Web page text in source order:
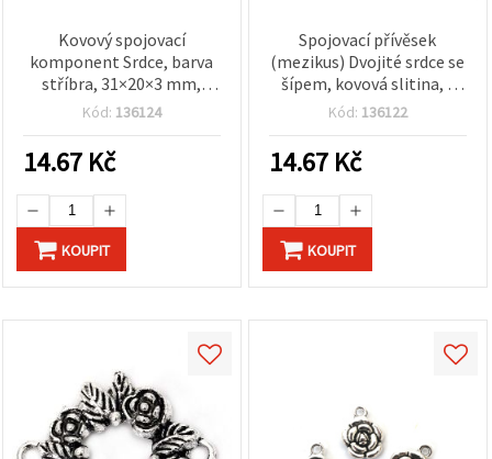
Kovový spojovací
komponent Srdce, barva
stříbra, 31×20×3 mm,
otvor 2 mm – 4 ks
Kód: 136124
14.67 Kč
KOUPIT
Spojovací přívěsek
(mezikus) Dvojité srdce se
šípem, kovová slitina, v
barvě antického stříbra,
mm, sada 4 ks
Kód: 136122
14.67 Kč
KOUPIT